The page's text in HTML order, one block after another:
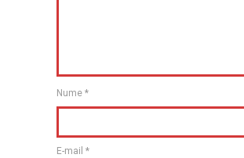
Nume *
E-mail *